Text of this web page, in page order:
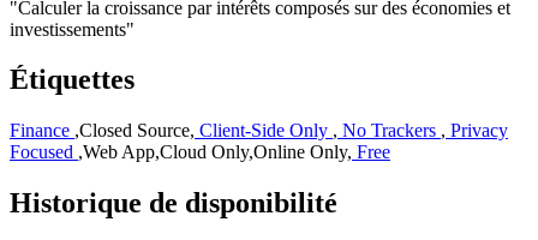
"Calculer la croissance par intérêts composés sur des économies et
investissements"
Étiquettes
Finance ,Closed Source, Client-Side Only , No Trackers , Privacy
Focused ,Web App,Cloud Only,Online Only, Free
Historique de disponibilité